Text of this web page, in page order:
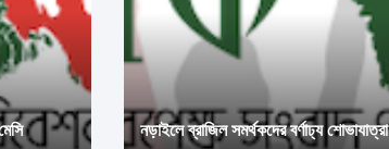
নড়াইলে ব্রাজিল সমর্থকদের বর্ণাঢ্য শোভাযাত্রা